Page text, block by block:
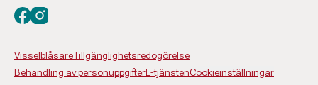
VisselblåsareTillgänglighetsredogörelse
Behandling av personuppgifterE-tjänstenCookieinställningar
Besök oss på facebook
Besök oss på instagram